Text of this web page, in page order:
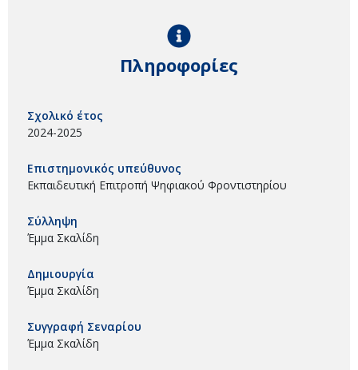
Πληροφορίες
Σχολικό έτος
2024-2025
Επιστημονικός υπεύθυνος
Εκπαιδευτική Επιτροπή Ψηφιακού Φροντιστηρίου
Σύλληψη
Έμμα Σκαλίδη
Δημιουργία
Έμμα Σκαλίδη
Συγγραφή Σεναρίου
Έμμα Σκαλίδη